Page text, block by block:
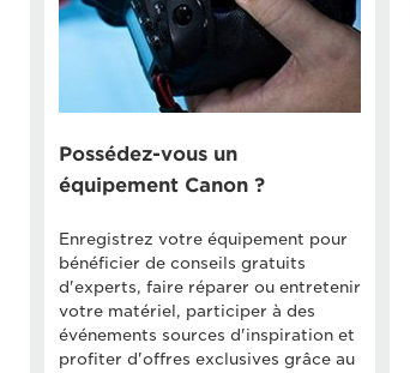
Possédez-vous un
équipement Canon ?
Enregistrez votre équipement pour
bénéficier de conseils gratuits
d'experts, faire réparer ou entretenir
votre matériel, participer à des
événements sources d'inspiration et
profiter d'offres exclusives grâce au